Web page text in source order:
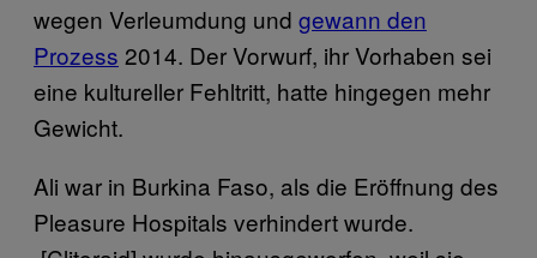
wegen Verleumdung und gewann den
Prozess 2014. Der Vorwurf, ihr Vorhaben sei
eine kultureller Fehltritt, hatte hingegen mehr
Gewicht.
Ali war in Burkina Faso, als die Eröffnung des
Pleasure Hospitals verhindert wurde.